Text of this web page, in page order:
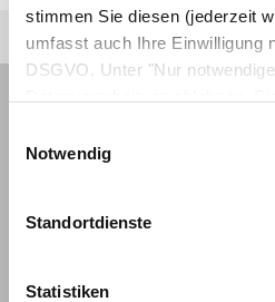
stimmen Sie diesen (jederzeit
umfasst auch Ihre Einwilligung
DSGVO. Unter "Nur
Notwendig
Standortdienste
Statistiken